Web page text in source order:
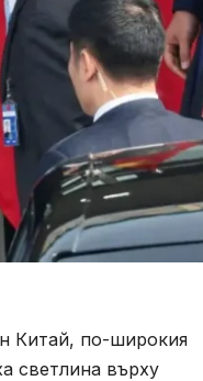
Китай, по-широкия
светлина върху